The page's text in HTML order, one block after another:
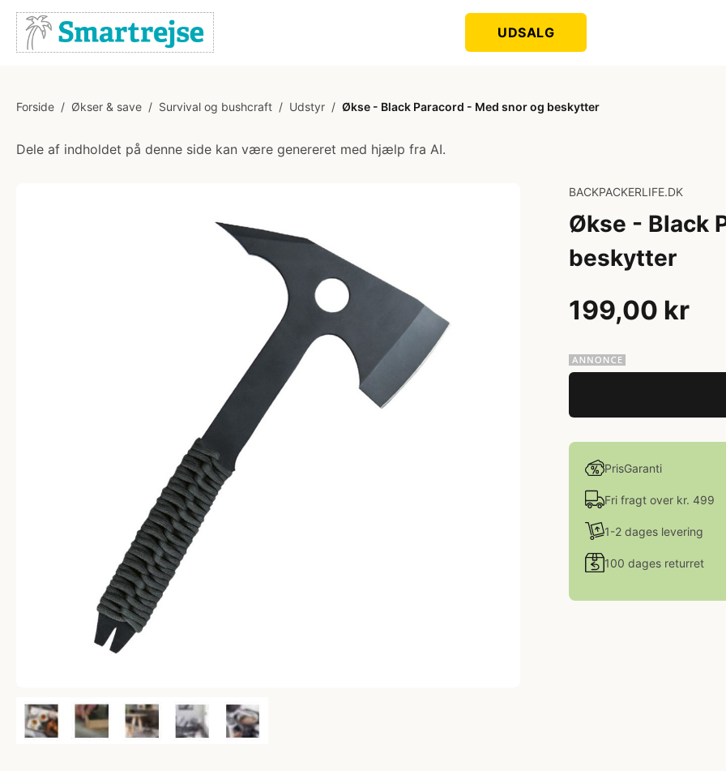
UDSALG
Forside / Økser & save / Survival og bushcraft / Udstyr / Økse - Black Paracord - Med snor og beskytter
Dele af indholdet på denne side kan være genereret med hjælp fra AI.
BACKPACKERLIFE.DK
Økse - Black
beskytter
199,00 kr
PrisGaranti
Fri fragt over kr. 499
1-2 dages levering
100 dages returret